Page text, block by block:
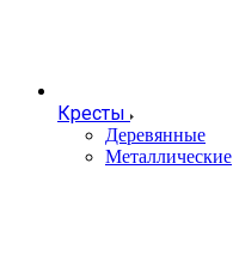
Кресты
Деревянные
Металлические